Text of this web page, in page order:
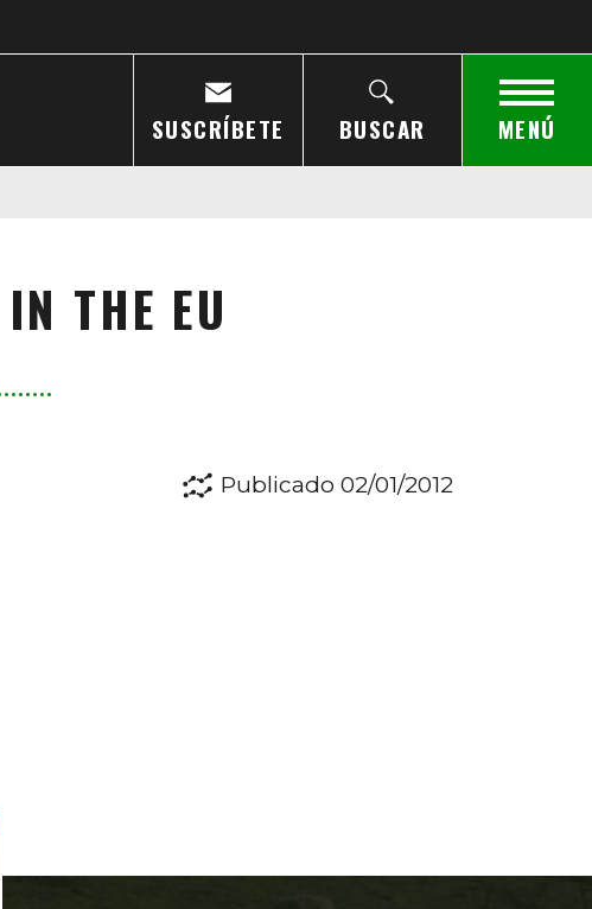
SUSCRÍBETE BUSCAR MENÚ
THE EU
Publicado 02/01/2012